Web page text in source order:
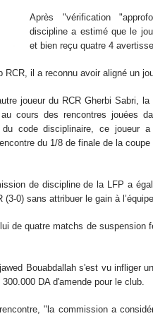
Après "vérification
discipline a estimé que le
et bien reçu quatre 4
il a reconnu avoir aligné un
joueur du RCR Gherbi Sabri,
cours des rencontres jouées
du code disciplinaire, ce joueur
du 1/8 de finale de la
de discipline de la LFP a
0) sans attribuer le gain à
de quatre matchs de suspension
Bouabdallah s'est vu infliger
DA d'amende pour le club.
"la commission a